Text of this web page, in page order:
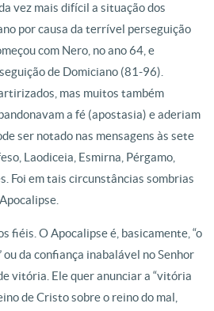
vez mais difícil a situação dos
por causa da terrível perseguição
com Nero, no ano 64, e
de Domiciano (81-96).
mas muitos também
a fé (apostasia) e aderiam
ser notado nas mensagens às sete
Laodiceia, Esmirna, Pérgamo,
Foi em tais circunstâncias sombrias
fiéis. O Apocalipse é, basicamente, “o
da confiança inabalável no Senhor
vitória. Ele quer anunciar a “vitória
de Cristo sobre o reino do mal,